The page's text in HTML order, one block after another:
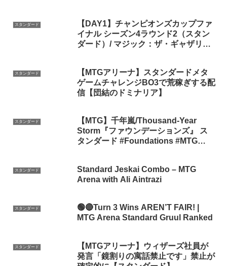
スタンダード
【DAY1】チャンピオンズカップファ
イナル シーズン4ラウンド2（スタン
ダード）/ マジック：ザ・ギャザリン
スタンダード
【MTGアリーナ】スタンダードメタ
ゲームチャレンジBO3で荒稼ぎする配
信【団結のドミナリア】
スタンダード
【MTG】千年嵐/Thousand-Year
Storm『ファウンデーションズ』 ス
タンダード #Foundations #MTG
スタンダード
Standard Jeskai Combo – MTG
Arena with Ali Aintrazi
スタンダード
🟢🔴Turn 3 Wins AREN’T FAIR! |
MTG Arena Standard Gruul Ranked
スタンダード
【MTGアリーナ】ウィザーズ社員が
発言「鏡割りの寓話禁止です」禁止が